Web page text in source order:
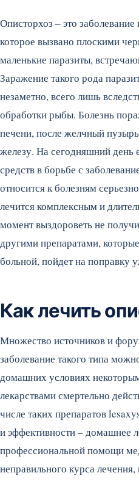
Описторхоз – это заболевание
которое вызвано плоскими
маленькие паразиты,
Заражение такого рода
незаметно, всего лишь
обработки рыбы. Болезнь
печени, после желчный
железу. На сегодняшний день
средств в борьбе с
относится к болезням
лечится комплексным и
момент выздороветь не
другими препаратами,
больной, пойдет на поправку
Как лечить
Множество источников и
заболевание такого типа
домашних условиях
лекарствами смертельно
числе таких препаратов
и эффективности – домашнее
профессиональной помощи
неправильного курса